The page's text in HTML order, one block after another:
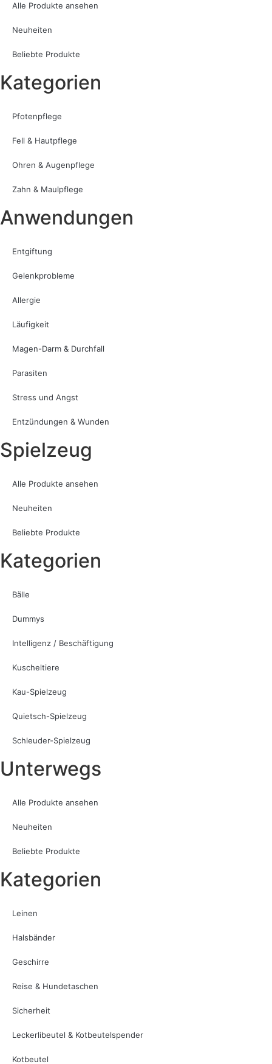
Alle Produkte ansehen
Neuheiten
Beliebte Produkte
Kategorien
Pfotenpflege
Fell & Hautpflege
Ohren & Augenpflege
Zahn & Maulpflege
Anwendungen
Entgiftung
Gelenkprobleme
Allergie
Läufigkeit
Magen-Darm & Durchfall
Parasiten
Stress und Angst
Entzündungen & Wunden
Spielzeug
Alle Produkte ansehen
Neuheiten
Beliebte Produkte
Kategorien
Bälle
Dummys
Intelligenz / Beschäftigung
Kuscheltiere
Kau-Spielzeug
Quietsch-Spielzeug
Schleuder-Spielzeug
Unterwegs
Alle Produkte ansehen
Neuheiten
Beliebte Produkte
Kategorien
Leinen
Halsbänder
Geschirre
Reise & Hundetaschen
Sicherheit
Leckerlibeutel & Kotbeutelspender
Kotbeutel